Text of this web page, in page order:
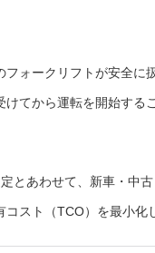
フォークリフトが安全に
けてから運転を開始す
とあわせて、新車・中
コスト（TCO）を最小化